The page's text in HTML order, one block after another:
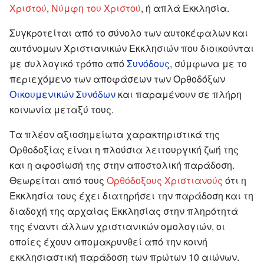
Χριστού, Νύμφη του Χριστού, ή απλά Εκκλησία.
Συγκροτείται από το σύνολο των αυτοκέφαλων και
αυτόνομων Χριστιανικών Εκκλησιών που διοικούνται
με συλλογικό τρόπο απόΣυνόδους, σύμφωνα με το
περιεχόμενο των αποφάσεων των Ορθοδόξων
Οικουμενικών Συνόδων και παραμένουν σε πλήρη
κοινωνία μεταξύ τους.
Τα πλέον αξιοσημείωτα χαρακτηριστικά της
Ορθοδοξίας είναι η πλούσια λειτουργική ζωή της
και η αφοσίωσή της στην αποστολική παράδοση.
Θεωρείται από τους Ορθόδοξους Χριστιανούς ότι η
Εκκλησία τους έχει διατηρήσει την παράδοση και τη
διαδοχή της αρχαίας Εκκλησίας στην πληρότητά
της έναντι άλλων χριστιανικών ομολογιών, οι
οποίες έχουν απομακρυνθεί από την κοινή
εκκλησιαστική παράδοση των πρώτων 10 αιώνων.